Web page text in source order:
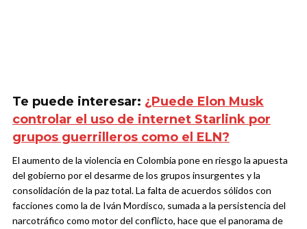
Te puede interesar: ¿Puede Elon Musk
controlar el uso de internet Starlink por
grupos guerrilleros como el ELN?
El aumento de la violencia en Colombia pone en riesgo la apuesta
del gobierno por el desarme de los grupos insurgentes y la
consolidación de la paz total. La falta de acuerdos sólidos con
facciones como la de Iván Mordisco, sumada a la persistencia del
narcotráfico como motor del conflicto, hace que el panorama de